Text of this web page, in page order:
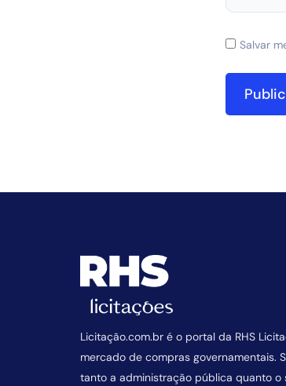
Salvar
Licitação.com.br é o portal da RHS
mercado de compras governamentais.
tanto a administração pública quanto o